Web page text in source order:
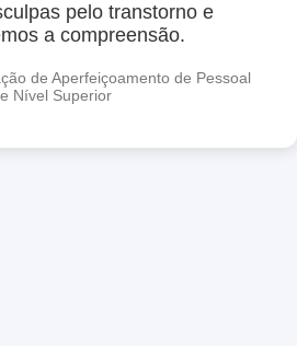
pelo transtorno e
a compreensão.
de Aperfeiçoamento de Pessoal
Nível Superior